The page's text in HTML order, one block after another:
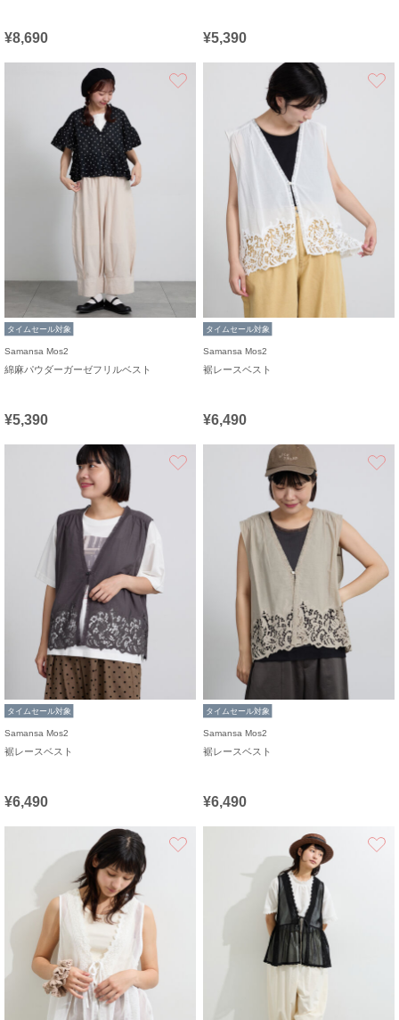
¥8,690 ¥5,390
タイムセール対象
Samansa Mos2
綿麻パウダーガーゼフリルベスト
¥5,390
タイムセール対象
Samansa Mos2
裾レースベスト
¥6,490
タイムセール対象
Samansa Mos2
裾レースベスト
¥6,490
タイムセール対象
Samansa Mos2
裾レースベスト
¥6,490